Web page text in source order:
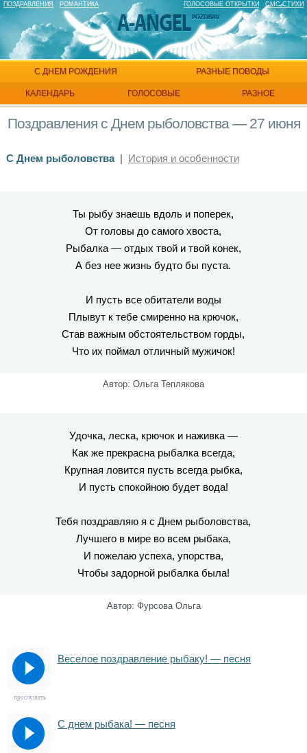
ПОЗДРАВЛЕНИЯ РОМАНТИКА ГОЛОСОВЫЕ ОТКРЫТКИ СМС СТИХИ
С ДНЕМ РОЖДЕНИЯ РАЗНЫЕ ПОВОДЫ
ГОЛОСОВЫЕ
КАЛЕНДАРЬ РАЗНОЕ
Поздравления с Днем рыболовства — 27 июня
С Днем рыболовства| История и особенности
Ты рыбу знаешь вдоль и поперек,
От головы до самого хвоста,
Рыбалка — отдых твой и твой конек,
А без нее жизнь будто бы пуста.
И пусть все обитатели воды
Плывут к тебе смиренно на крючок,
Став важным обстоятельством горды,
Что их поймал отличный мужичок!
Автор: Ольга Теплякова
Удочка, леска, крючок и наживка —
Как же прекрасна рыбалка всегда,
Крупная ловится пусть всегда рыбка,
И пусть спокойною будет вода!
Тебя поздравляю я с Днем рыболовства,
Лучшего в мире во всем рыбака,
И пожелаю успеха, упорства,
Чтобы задорной рыбалка была!
Автор: Фурсова Ольга
Веселое поздравление рыбаку! — песня
прослушать
С днем рыбака! — песня